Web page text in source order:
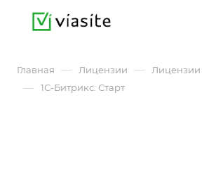
Главная — Лицензии — Лицензии
— 1С-Битрикс: Старт